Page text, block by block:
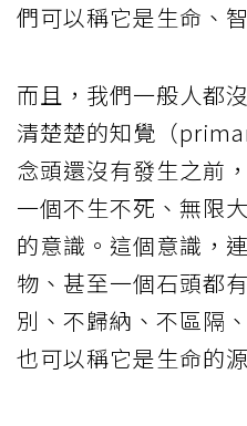
們可以稱它是生命、
而且，我們一般人都
清楚楚的知覺（
念頭還沒有發生之前
一個不生不死、無限
的意識。這個意識，
物、甚至一個石頭都
別、不歸納、不區隔
也可以稱它是生命的